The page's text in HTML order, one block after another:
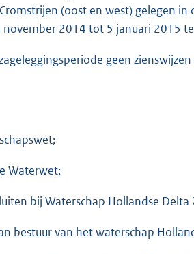
(oost en west) gelegen
november 2014 tot 5 januari 2015
geen
Waterwet;
bij Waterschap Hollandse Delta
bestuur van het waterschap